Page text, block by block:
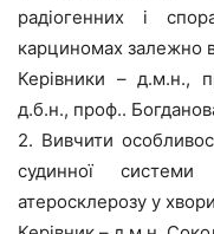
радіогенних і
карциномах залежно
Керівники – д.м.н.,
д.б.н., проф..
2. Вивчити
судинної
атеросклерозу у